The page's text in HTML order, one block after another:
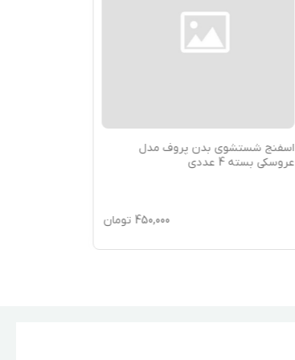
اسفنج شستشوی بدن پروف مدل
عروسکی بسته 4 عددی
450,000 تومان